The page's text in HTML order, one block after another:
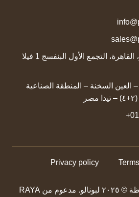
مصر، القاهرة، التجمع الأول البنفسج 1 فيلا
العين السخنة – المنطقة الصناعية
+
جميع الحقوق محفوظة © ٢٠٢٥ لبونالو. مدعوم من RAYA
Privacy policy